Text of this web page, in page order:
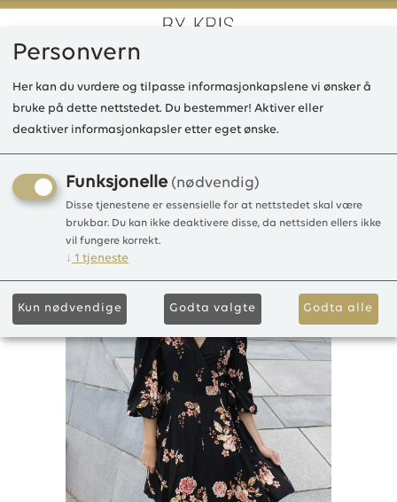
0
IE Coco kort kjole, Viscose
Viscose
Personvern
Her kan du vurdere og tilpasse informasjonkapslene vi ønsker å
bruke på dette nettstedet. Du bestemmer! Aktiver eller
deaktiver informasjonkapsler etter eget ønske.
Funksjonelle (nødvendig)
Disse tjenestene er essensielle for at nettstedet skal være
brukbar. Du kan ikke deaktivere disse, da nettsiden ellers ikke
vil fungere korrekt.
↓ 1 tjeneste
Kun nødvendige Godta valgte Godta alle